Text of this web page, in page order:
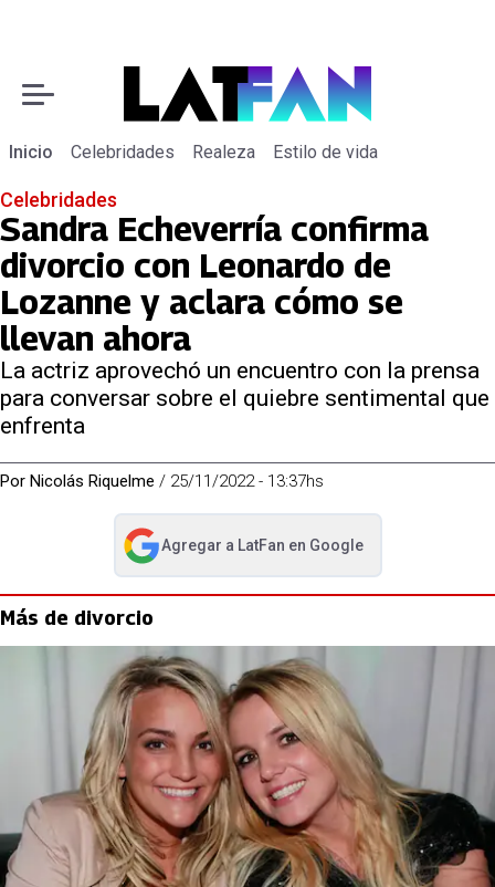
Inicio Celebridades Realeza Estilo de vida
Celebridades
Sandra Echeverría confirma
divorcio con Leonardo de
Lozanne y aclara cómo se
llevan ahora
La actriz aprovechó un encuentro con la prensa
para conversar sobre el quiebre sentimental que
enfrenta
Por Nicolás Riquelme / 25/11/2022 - 13:37hs
Agregar a LatFan en Google
abre en nueva pestaña
Más de divorcio